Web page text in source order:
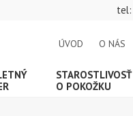
tel:
ÚVOD O NÁS
STAROSTLIVOSŤ
O POKOŽKU